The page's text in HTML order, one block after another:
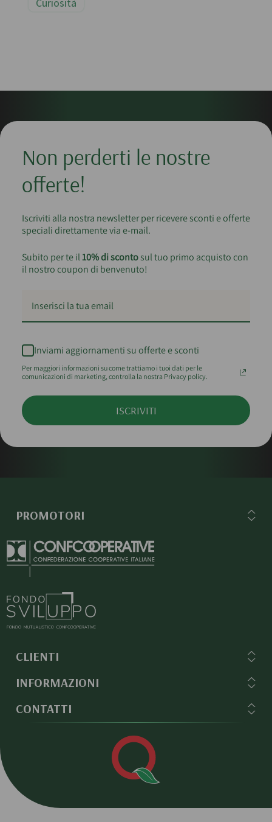
Non perderti le nostre
offerte!
Iscriviti alla nostra newsletter per ricevere sconti e offerte
speciali direttamente via e-mail.
Subito per te il10% di scontosul tuo primo acquisto con
il nostro coupon di benvenuto!
Inviami aggiornamenti su offerte e sconti
Per maggiori informazioni su come trattiamo i tuoi dati per le
comunicazioni di marketing, controlla la nostra Privacy policy.
ISCRIVITI
PROMOTORI
CLIENTI
INFORMAZIONI
CONTATTI